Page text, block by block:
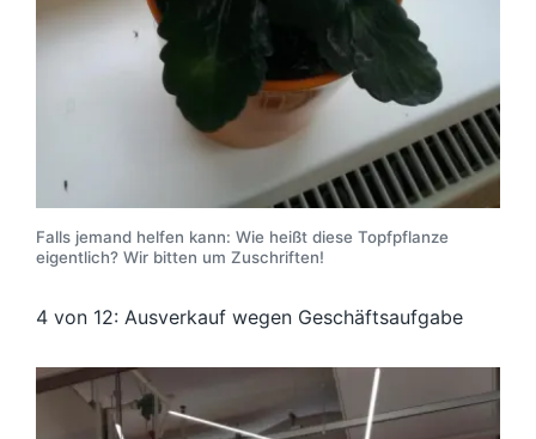
Falls jemand helfen kann: Wie heißt diese Topfpflanze
eigentlich? Wir bitten um Zuschriften!
4 von 12: Ausverkauf wegen Geschäftsaufgabe